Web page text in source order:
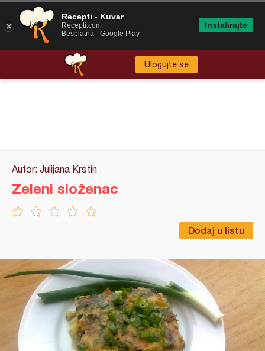
Ulogujte se
Autor: Julijana Krstin
Dodaj u listu
Zeleni složenac
Recepti - Kuvar
Recepti.com
Besplatna - Google Play
Instalirajte